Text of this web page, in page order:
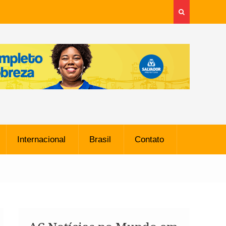
Internacional Brasil Contato